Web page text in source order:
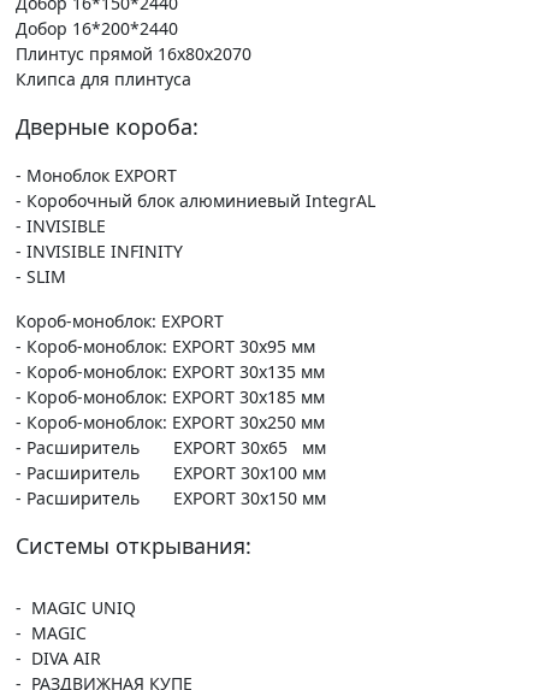
Добор 16*200*2440
Плинтус прямой 16х80х2070
Клипса для плинтуса
Дверные короба:
- Моноблок EXPORT
- Коробочный блок алюминиевый IntegrAL
- INVISIBLE
- INVISIBLE INFINITY
- SLIM
Короб-моноблок: EXPORT
- Короб-моноблок: EXPORT 30х95 мм
- Короб-моноблок: EXPORT 30х135 мм
- Короб-моноблок: EXPORT 30х185 мм
- Короб-моноблок: EXPORT 30х250 мм
- Расширитель EXPORT 30х65 мм
- Расширитель EXPORT 30х100 мм
- Расширитель EXPORT 30х150 мм
Системы открывания:
- MAGIC UNIQ
- MAGIC
- DIVA AIR
- РАЗДВИЖНАЯ КУПЕ